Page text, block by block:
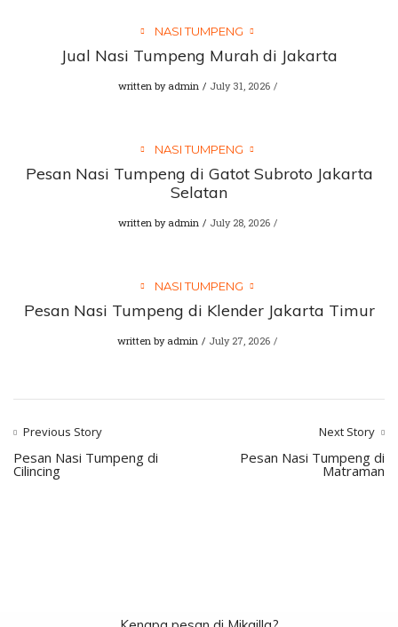
NASI TUMPENG
Jual Nasi Tumpeng Murah di Jakarta
written by admin July 31, 2026
NASI TUMPENG
Pesan Nasi Tumpeng di Gatot Subroto Jakarta
Selatan
written by admin July 28, 2026
NASI TUMPENG
Pesan Nasi Tumpeng di Klender Jakarta Timur
written by admin July 27, 2026
Previous Story
Pesan Nasi Tumpeng di
Cilincing
Next Story
Pesan Nasi Tumpeng di
Matraman